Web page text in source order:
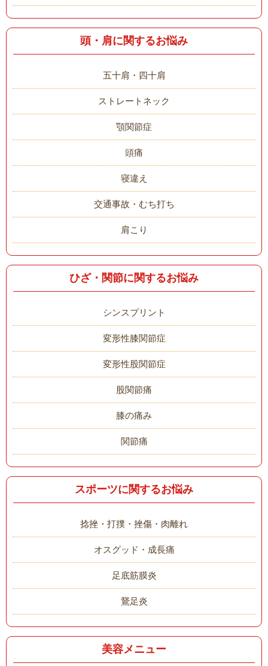
頭・肩に関するお悩み
五十肩・四十肩
ストレートネック
顎関節症
頭痛
寝違え
交通事故・むち打ち
肩こり
ひざ・関節に関するお悩み
シンスプリント
変形性膝関節症
変形性股関節症
股関節痛
膝の痛み
関節痛
スポーツに関するお悩み
捻挫・打撲・挫傷・肉離れ
オスグッド・成長痛
足底筋膜炎
鵞足炎
美容メニュー